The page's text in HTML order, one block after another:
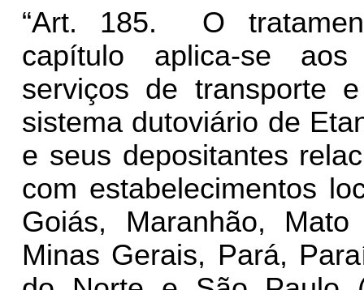
“Art. 185. O
capítulo aplica-se
serviços de transporte
sistema dutoviário de
e seus depositantes
com estabelecimentos
Goiás, Maranhão,
Minas Gerais, Pará,